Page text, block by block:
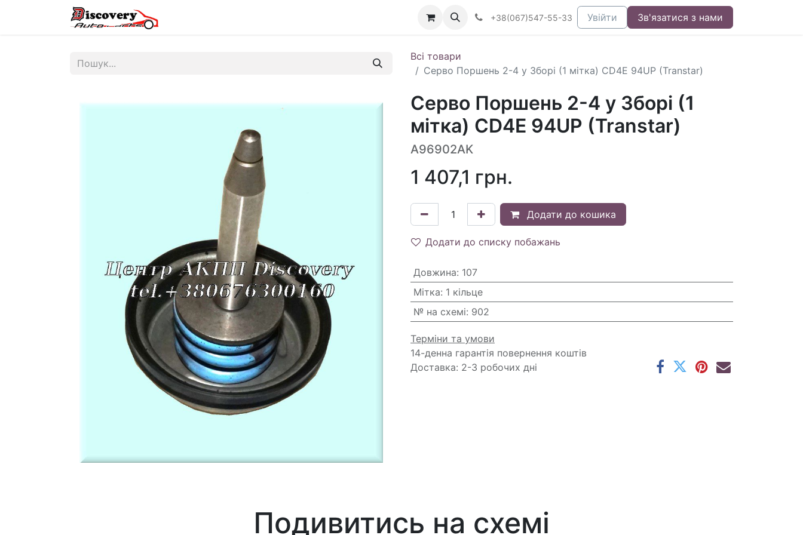
+38(067)547-55-33 Увійти Зв'язатися з нами
Всі товари
Серво Поршень 2-4 у Зборі (1 мітка) CD4E 94UP (Transtar)
Серво Поршень 2-4 у Зборі (1
мітка) CD4E 94UP (Transtar)
A96902AK
1 407,1 грн.
Додати до кошика
Додати до списку побажань
Довжина: 107
Мітка: 1 кільце
№ на схемі: 902
Терміни та умови
14-денна гарантія повернення коштів
Доставка: 2-3 робочих дні
Подивитись на схемі